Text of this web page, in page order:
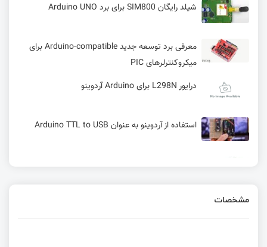
شیلد رایگان SIM800 برای برد Arduino UNO
معرفی برد توسعه جدید Arduino-compatible برای
میکروکنترلرهای PIC
درایور L298N برای Arduino آردوینو
استفاده از آردوینو به عنوان Arduino TTL to USB
مشخصات